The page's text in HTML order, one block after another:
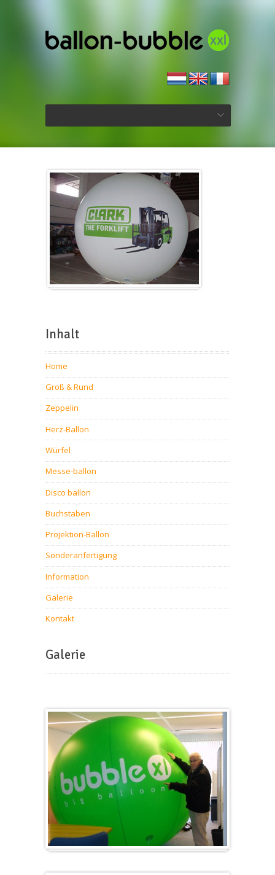
Inhalt
Home
Groß & Rund
Zeppelin
Herz-Ballon
Würfel
Messe-ballon
Disco ballon
Buchstaben
Projektion-Ballon
Sonderanfertigung
Information
Galerie
Kontakt
Galerie